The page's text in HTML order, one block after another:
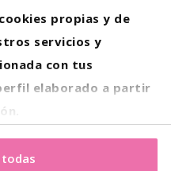
propias y de
servicios y
con tus
elaborado a partir
puedes pinchar
Privacidad
Cookies
Institute